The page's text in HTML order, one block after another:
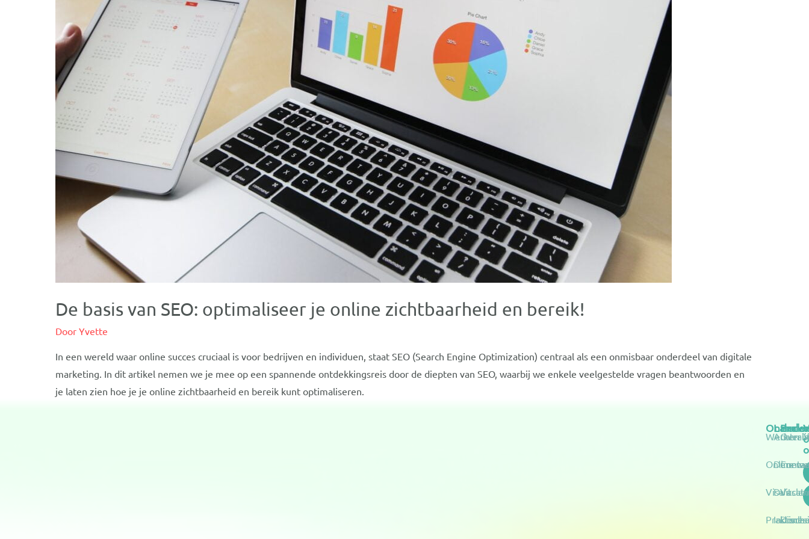
De basis van SEO: optimaliseer je online zichtbaarheid en bereik!
Door Yvette
In een wereld waar online succes cruciaal is voor bedrijven en individuen, staat SEO (Search Engine Optimization) centraal als een onmisbaar onderdeel van digitale
marketing. In dit artikel nemen we je mee op een spannende ontdekkingsreis door de diepten van SEO, waarbij we enkele veelgestelde vragen beantwoorden en
je laten zien hoe je je online zichtbaarheid en bereik kunt optimaliseren.
Werken
Online
Visa’s
Over